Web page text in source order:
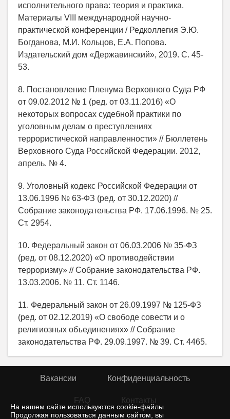
На нашем сайте используются cookie-файлы.
Продолжая пользоваться данным сайтом, вы
исполнительного права: теория и практика.
Материалы VIII международной научно-
практической конференции / Редколлегия Э.Ю.
Богданова, М.И. Кольцов, Е.А. Попова.
Издательский дом «Державинский», 2019. С. 45-
53.
8. Постановление Пленума Верховного Суда РФ
от 09.02.2012 № 1 (ред. от 03.11.2016) «О
некоторых вопросах судебной практики по
уголовным делам о преступлениях
террористической направленности» // Бюллетень
Верховного Суда Российской Федерации. 2012,
апрель. № 4.
9. Уголовный кодекс Российской Федерации от
13.06.1996 № 63-ФЗ (ред. от 30.12.2020) //
Собрание законодательства РФ. 17.06.1996. № 25.
Ст. 2954.
10. Федеральный закон от 06.03.2006 № 35-ФЗ
(ред. от 08.12.2020) «О противодействии
терроризму» // Собрание законодательства РФ.
13.03.2006. № 11. Ст. 1146.
11. Федеральный закон от 26.09.1997 № 125-ФЗ
(ред. от 02.12.2019) «О свободе совести и о
религиозных объединениях» // Собрание
законодательства РФ. 29.09.1997. № 39. Ст. 4465.
Вакансии Конфиденциальность
FAQ Контакты